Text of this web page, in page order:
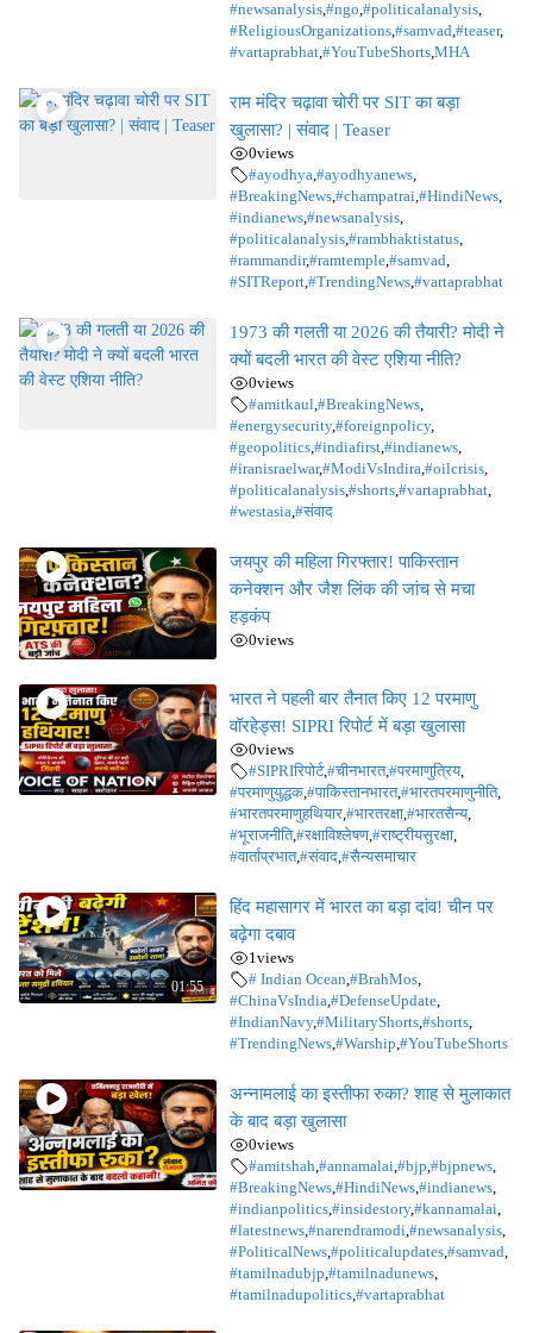
#newsanalysis,#ngo,#politicalanalysis,
#ReligiousOrganizations,#samvad,#teaser,
#vartaprabhat,#YouTubeShorts,MHA
राम मंदिर चढ़ावा चोरी पर SIT का बड़ा
खुलासा? | संवाद | Teaser
0views
#ayodhya,#ayodhyanews,
#BreakingNews,#champatrai,#HindiNews,
#indianews,#newsanalysis,
#politicalanalysis,#rambhaktistatus,
#rammandir,#ramtemple,#samvad,
#SITReport,#TrendingNews,#vartaprabhat
1973 की गलती या 2026 की तैयारी? मोदी ने
क्यों बदली भारत की वेस्ट एशिया नीति?
0views
#amitkaul,#BreakingNews,
#energysecurity,#foreignpolicy,
#geopolitics,#indiafirst,#indianews,
#iranisraelwar,#ModiVsIndira,#oilcrisis,
#politicalanalysis,#shorts,#vartaprabhat,
#westasia,#संवाद
जयपुर की महिला गिरफ्तार! पाकिस्तान
कनेक्शन और जैश लिंक की जांच से मचा
हड़कंप
0views
भारत ने पहली बार तैनात किए 12 परमाणु
वॉरहेड्स! SIPRI रिपोर्ट में बड़ा खुलासा
0views
#SIPRIरिपोर्ट,#चीनभारत,#परमाणुत्रिय,
#परमाणुयुद्धक, #पाकिस्तानभारत,#भारतपरमाणुनीति,
#भारतपरमाणुहथियार, #भारतरक्षा, #भारतसैन्य,
#भूराजनीति,#रक्षाविश्लेषण, #राष्ट्रीयसुरक्षा,
#वार्ताप्रभात,#संवाद, #सैन्यसमाचार
01:55
हिंद महासागर में भारत का बड़ा दांव! चीन पर
बढ़ेगा दबाव
1 views
# Indian Ocean #BrahMos,
#ChinaVsIndia #DefenseUpdate,
#IndianNavy,#MilitaryShorts, #shorts,
#TrendingNews, #Warship #YouTubeShorts
अन्नामलाई का इस्तीफा रुका? शाह से मुलाकात
के बाद बड़ा खुलासा
0views
#amitshah #annamalai #bjp #bjpnews,
#BreakingNews, #HindiNews, #indianews,
#indianpolitics, #insidestory,#kannamalai
#latestnews, #narendramodi #newsanalysis,
#PoliticalNews, #politicalupdates, #samvad
#tamilnadubjp #tamilnadunews,
#tamilnadupolitics, #vartaprabhat